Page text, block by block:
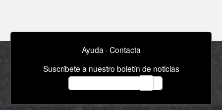
Ayuda · Contacta
Suscríbete a nuestro boletín de noticias